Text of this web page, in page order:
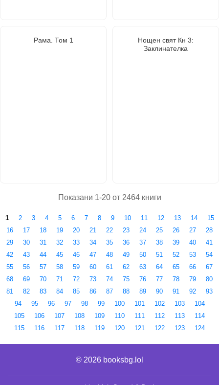
Рама. Том 1
Нощен свят Кн 3:
Заклинателка
Показани 1-20 от 2464 книги
1 2 3 4 5 6 7 8 9 10 11 12 13 14
15
16
17 18 19 20 21 22 23 24 25 26 27
28
29
30 31 32 33 34 35 36 37 38 39 40
41
42
43 44 45 46 47 48 49 50 51 52 53
54
55
56 57 58 59 60 61 62 63 64 65 66
67
68
69 70 71 72 73 74 75 76 77 78 79
80
81
82 83 84 85 86 87 88 89 90 91 92
93
94
95 96 97 98 99 100 101 102 103
104
105
106 107 108 109 110 111 112 113
114
115
116 117 118 119 120 121 122 123 124
© 2026 booksbg.lol